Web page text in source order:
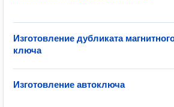
Изготовление дубликата
ключа
Изготовление автоключа